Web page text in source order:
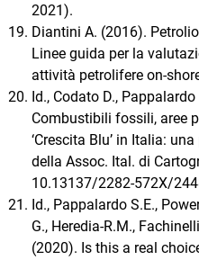
2021).
Diantini A. (2016).
Linee guida per la
attività petrolifere on-
Id., Codato D.,
Combustibili fossili, aree
‘Crescita Blu’ in Italia:
della Assoc. Ital. di
10.13137/2282-572X/
Id., Pappalardo S.E.,
G., Heredia-R.M.,
(2020). Is this a real